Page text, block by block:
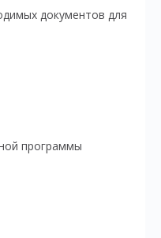
документов для
программы